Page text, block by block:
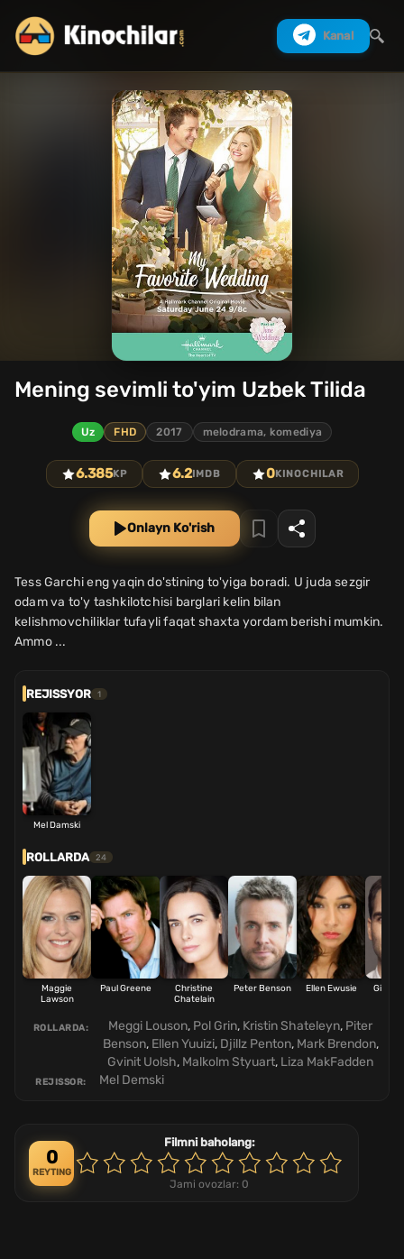
Kanal
Mening sevimli to'yim Uzbek Tilida
Uz FHD 2017 melodrama, komediya
6.385KP 6.2IMDB 0KINOCHILAR
Onlayn Ko'rish
Tess Garchi eng yaqin do'stining to'yiga boradi. U juda sezgir
odam va to'y tashkilotchisi barglari kelin bilan
kelishmovchiliklar tufayli faqat shaxta yordam berishi mumkin.
Ammo ...
REJISSYOR 1
Mel Damski
ROLLARDA 24
Maggie
Lawson
Paul Greene
Christine
Chatelain
Peter Benson Ellen Ewusie Giles
ROLLARDA: Meggi Louson, Pol Grin, Kristin Shateleyn, Piter
Benson, Ellen Yuuizi, Djillz Penton, Mark Brendon,
Gvinit Uolsh, Malkolm Styuart, Liza MakFadden
REJISSOR: Mel Demski
0
REYTING
Filmni baholang:
Jami ovozlar: 0